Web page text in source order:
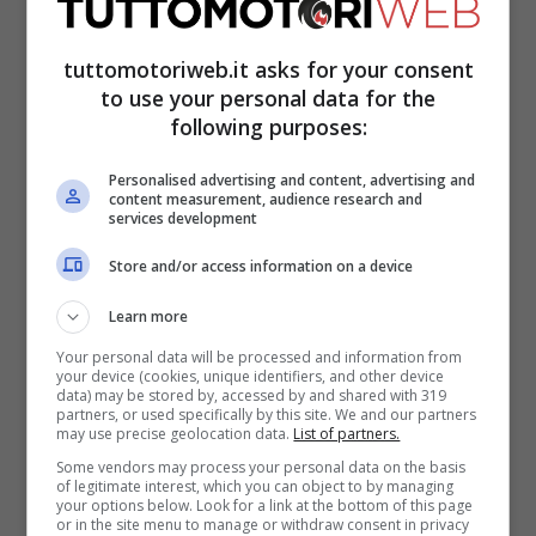
-> Per restare aggiornato sulle ultime
notizie di F1, MotoGP e Superbike CLICCA
QUI
Si legge : “Ulteriori azioni d’indagine non
avrebbero necessariamente portato ad
tuttomotoriweb.it asks for your consent
to use your personal data for the
following purposes:
Personalised advertising and content, advertising and
content measurement, audience research and
services development
Store and/or access information on a device
Learn more
Your personal data will be processed and information from
your device (cookies, unique identifiers, and other device
data) may be stored by, accessed by and shared with 319
partners, or used specifically by this site. We and our partners
may use precise geolocation data. List of partners.
Some vendors may process your personal data on the basis
of legitimate interest, which you can object to by managing
your options below. Look for a link at the bottom of this page
or in the site menu to manage or withdraw consent in privacy